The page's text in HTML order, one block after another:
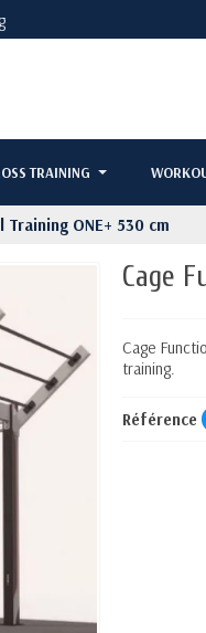
TRAINING
Training ONE+ 530 cm
Cage
Cage
training.
Référence